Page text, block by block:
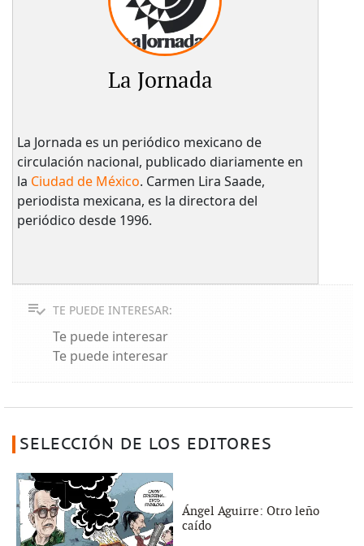
La Jornada
La Jornada es un periódico mexicano de
circulación nacional, publicado diariamente en
la Ciudad de México. Carmen Lira Saade,
periodista mexicana, es la directora del
periódico desde 1996.
TE PUEDE INTERESAR:
Te puede interesar
Te puede interesar
SELECCIÓN DE LOS EDITORES
Ángel Aguirre: Otro leño
caído